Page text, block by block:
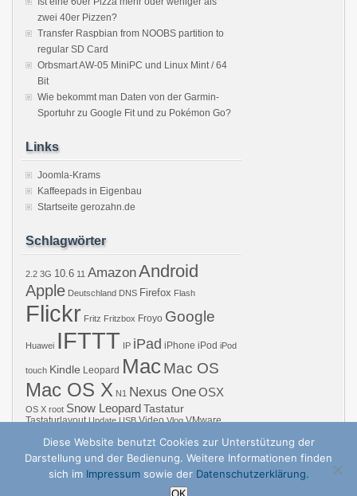
zwei 40er Pizzen?
Transfer Raspbian from NOOBS partition to
regular SD Card
Orbsmart AW-05 MiniPC und Linux Mint / 64
Bit
Wie bekommt man Daten von der Garmin-
Sportuhr zu Google Fit und zu Pokémon Go?
Links
Joomla-Krams
Kaffeepads in Eigenbau
Startseite gerozahn.de
Schlagwörter
2.2 3G 10.6 11 AmazonAndroid
Apple Deutschland DNS Firefox Flash
Flickr Fritz Fritzbox Froyo Google
Huawei IFTTT IP iPad iPhone iPod iPod
touch Kindle Leopard MacMac OS
Mac OS X N1 Nexus OneOSX
OS X root Snow LeopardTastatur
Tastaturlayout Update USB Video Vlog VMware
Windows
Copyright © 2026 GZB – Gero Zahns Blog – ger.oza.hn | Powered by
Diese Website benutzt Cookies zur Unterstützung der
Darstellung und der Bedienung. Weitere Informationen finden
sich im Impressumsowie der Datenschutzerklärung.